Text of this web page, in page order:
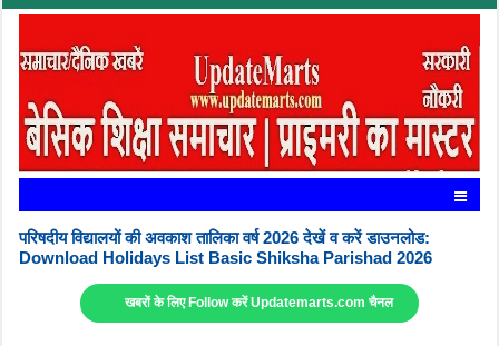
परिषदीय विद्यालयों की अवकाश तालिका वर्ष 2026 देखें व करें डाउनलोड:
Download Holidays List Basic Shiksha Parishad 2026
खबरों के लिए Follow करें Updatemarts.com चैनल